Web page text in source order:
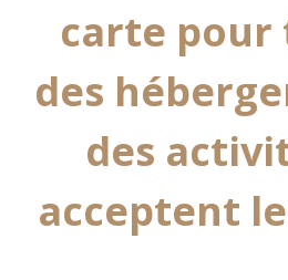
carte
des
des
acceptent